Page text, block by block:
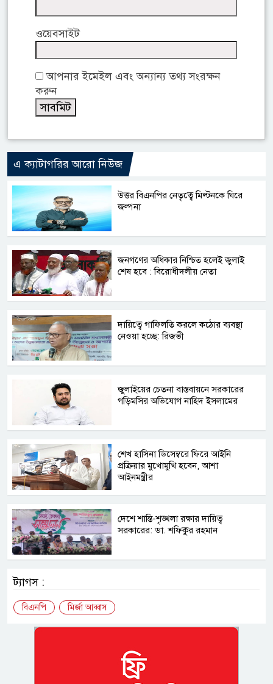
ওয়েবসাইট
আপনার ইমেইল এবং অন্যান্য তথ্য সংরক্ষন
করুন
এ ক্যাটাগরির আরো নিউজ
উত্তর বিএনপির নেতৃত্বে মিল্টনকে ঘিরে
জল্পনা
জনগণের অধিকার নিশ্চিত হলেই জুলাই
শেষ হবে : বিরোধীদলীয় নেতা
দায়িত্বে গাফিলতি করলে কঠোর ব্যবস্থা
নেওয়া হচ্ছে: রিজভী
জুলাইয়ের চেতনা বাস্তবায়নে সরকারের
গড়িমসির অভিযোগ নাহিদ ইসলামের
শেখ হাসিনা ডিসেম্বরে ফিরে আইনি
প্রক্রিয়ার মুখোমুখি হবেন, আশা
আইনমন্ত্রীর
দেশে শান্তি-শৃঙ্খলা রক্ষার দায়িত্ব
সরকারের: ডা. শফিকুর রহমান
ট্যাগস :
বিএনপি মির্জা আব্বাস